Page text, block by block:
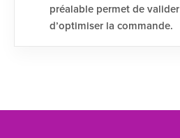
préalable permet de
d’optimiser la commande.